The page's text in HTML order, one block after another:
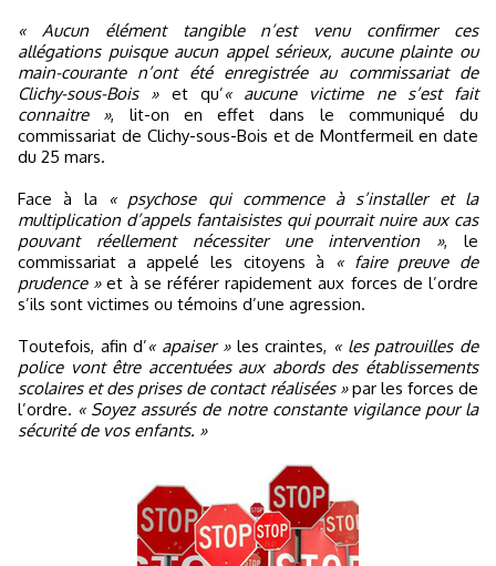
« Aucun élément tangible n’est venu confirmer ces
allégations puisque aucun appel sérieux, aucune plainte ou
main-courante n’ont été enregistrée au commissariat de
Clichy-sous-Bois »et qu’« aucune victime ne s’est fait
connaitre », lit-on en effet dans le communiqué du
commissariat de Clichy-sous-Bois et de Montfermeil en date
du 25 mars.
Face à la
« psychose qui commence à s’installer et la
multiplication d’appels fantaisistes qui pourrait nuire aux cas
pouvant réellement nécessiter une intervention », le
commissariat a appelé les citoyens à
« faire preuve de
prudence »et à se référer rapidement aux forces de l’ordre
s’ils sont victimes ou témoins d’une agression.
Toutefois, afin d’« apaiser »les craintes, « les patrouilles de
police vont être accentuées aux abords des établissements
scolaires et des prises de contact réalisées »par les forces de
l’ordre. « Soyez assurés de notre constante vigilance pour la
sécurité de vos enfants. »